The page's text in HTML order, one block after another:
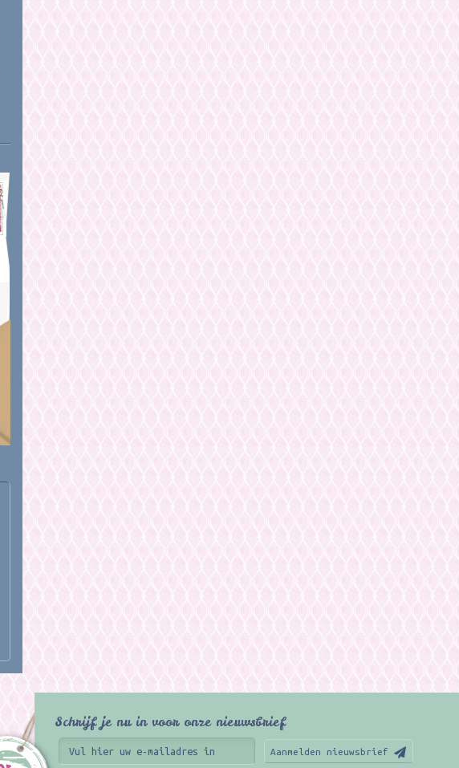
Schrijf je nu in voor onze nieuwsbrief
Aanmelden nieuwsbrief